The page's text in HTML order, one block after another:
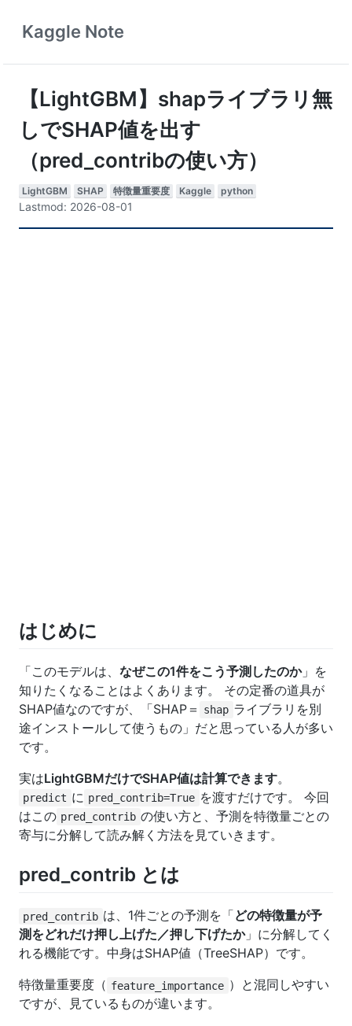
Kaggle Note
【LightGBM】shapライブラリ無
しでSHAP値を出す
（pred_contribの使い方）
LightGBM SHAP 特徴量重要度 Kaggle python
Lastmod: 2026-08-01
はじめに
「このモデルは、 なぜこの1件をこう予測したのか」を
知りたくなることはよくあります。 その定番の道具が
SHAP値なのですが、「SHAP＝
shap ライブラリを別
途インストールして使うもの」だと思っている人が多い
です。
実はLightGBMだけでSHAP値は計算できます。
predict に pred_contrib=True を渡すだけです。 今回
はこの pred_contrib の使い方と、予測を特徴量ごとの
寄与に分解して読み解く方法を見ていきます。
pred_contrib とは
pred_contrib は、1件ごとの予測を「どの特徴量が予
測をどれだけ押し上げた／押し下げたか」に分解してく
れる機能です。中身はSHAP値（TreeSHAP）です。
特徴量重要度（ feature_importance ）と混同しやすい
ですが、見ているものが違います。